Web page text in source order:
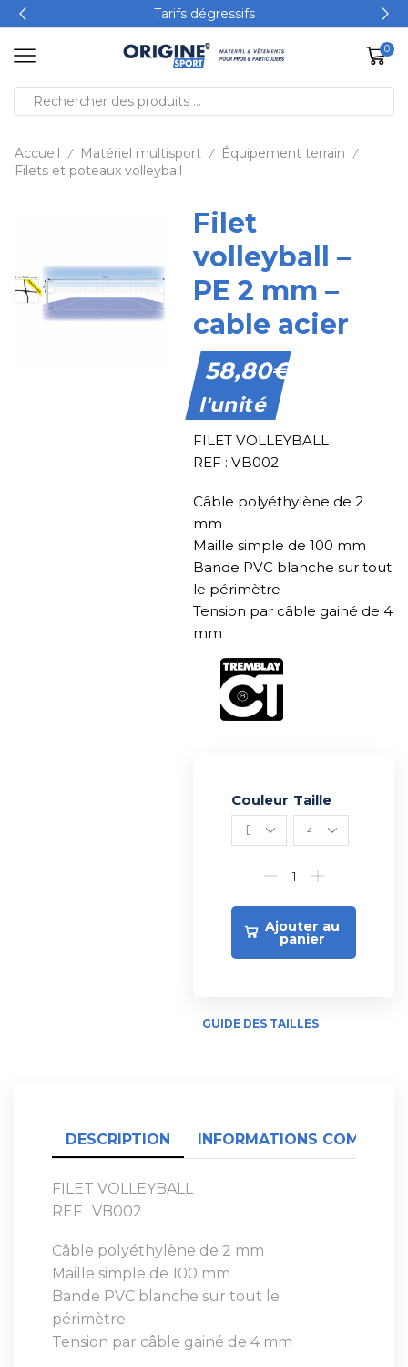
Tarifs dégressifs
0
Accueil / Matériel multisport / Équipement terrain /
Filets et poteaux volleyball
Filet
volleyball –
PE 2 mm –
cable acier
58,80€
l'unité
FILET VOLLEYBALL
REF : VB002
Câble polyéthylène de 2
mm
Maille simple de 100 mm
Bande PVC blanche sur tout
le périmètre
Tension par câble gainé de 4
mm
Couleur Taille
Ajouter au
panier
Alternative:
GUIDE DES TAILLES
DESCRIPTION INFORMATIONS
FILET VOLLEYBALL
REF : VB002
Câble polyéthylène de 2 mm
Maille simple de 100 mm
Bande PVC blanche sur tout le
périmètre
Tension par câble gainé de 4 mm